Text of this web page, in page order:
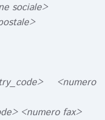
sociale>
<numero
<numero fax>